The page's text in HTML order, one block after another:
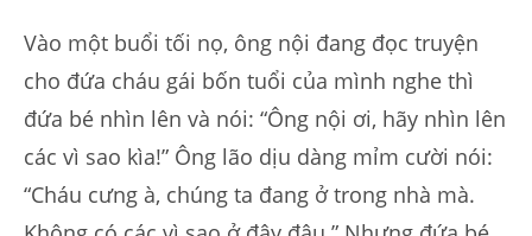
Vào một buổi tối nọ, ông nội đang đọc truyện
cho đứa cháu gái bốn tuổi của mình nghe thì
đứa bé nhìn lên và nói: “Ông nội ơi, hãy nhìn lên
các vì sao kìa!” Ông lão dịu dàng mỉm cười nói:
“Cháu cưng à, chúng ta đang ở trong nhà mà.